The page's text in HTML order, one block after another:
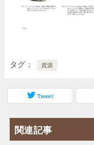
タグ 資源
Tweet
関連記事